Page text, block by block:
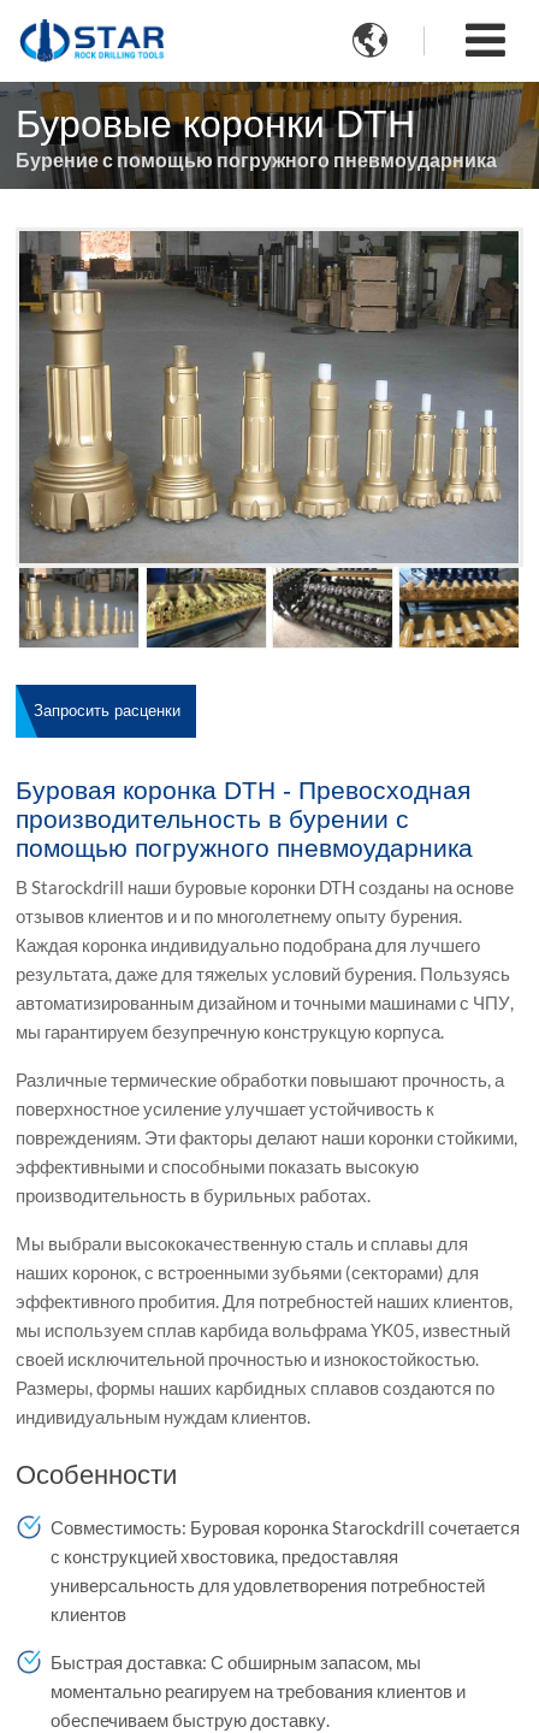

Буровые коронки DTH
Бурение с помощью погружного пневмоударника
Запросить расценки
Буровая коронка DTH - Превосходная
производительность в бурении с
помощью погружного пневмоударника
В Starockdrill наши буровые коронки DTH созданы на основе
отзывов клиентов и и по многолетнему опыту бурения.
Каждая коронка индивидуально подобрана для лучшего
результата, даже для тяжелых условий бурения. Пользуясь
автоматизированным дизайном и точными машинами с ЧПУ,
мы гарантируем безупречную конструкцую корпуса.
Различные термические обработки повышают прочность, а
поверхностное усиление улучшает устойчивость к
повреждениям. Эти факторы делают наши коронки стойкими,
эффективными и способными показать высокую
производительность в бурильных работах.
Мы выбрали высококачественную сталь и сплавы для
наших коронок, с встроенными зубьями (секторами) для
эффективного пробития. Для потребностей наших клиентов,
мы используем сплав карбида вольфрама YK05, известный
своей исключительной прочностью и изнокостойкостью.
Размеры, формы наших карбидных сплавов создаются по
индивидуальным нуждам клиентов.
Особенности
Совместимость: Буровая коронка Starockdrill сочетается
с конструкцией хвостовика, предоставляя
универсальность для удовлетворения потребностей
клиентов
Быстрая доставка: С обширным запасом, мы
моментально реагируем на требования клиентов и
обеспечиваем быструю доставку.